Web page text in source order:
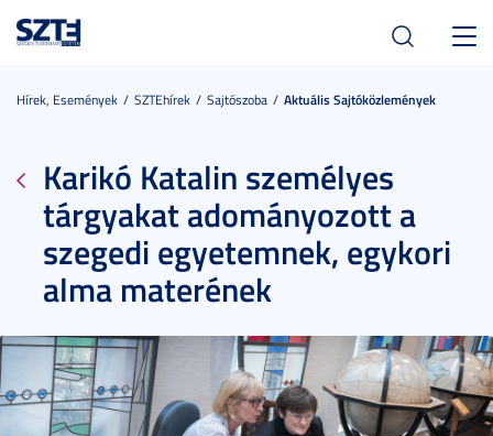
Hírek, Események SZTEhírek Sajtószoba Aktuális Sajtóközlemények
Karikó Katalin személyes
tárgyakat adományozott a
szegedi egyetemnek, egykori
alma materének